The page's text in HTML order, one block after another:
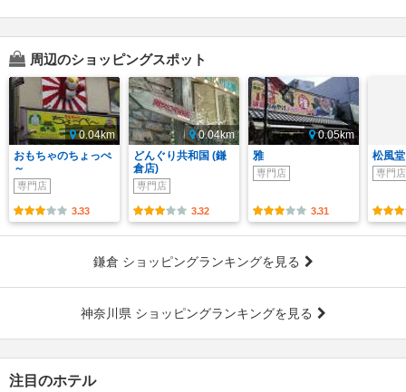
周辺のショッピングスポット
0.04km
おもちゃのちょっぺ
～
専門店
3.33
0.04km
どんぐり共和国 (鎌
倉店)
専門店
3.32
0.05km
雅
専門店
3.31
松風堂
専門店
鎌倉 ショッピングランキングを見る
神奈川県 ショッピングランキングを見る
注目のホテル